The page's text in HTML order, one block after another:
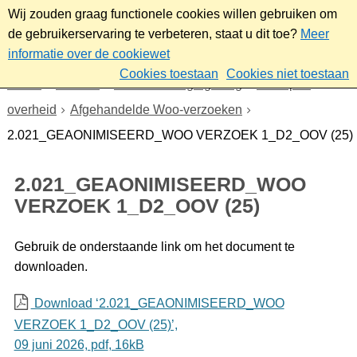
Wij zouden graag functionele cookies willen gebruiken om
de gebruikerservaring te verbeteren, staat u dit toe? Meer
informatie over de cookiewet
Cookies toestaan
Cookies niet toestaan
Beleid- en regelgeving
Wet open
overheid
Afgehandelde Woo-verzoeken
2.021_GEAONIMISEERD_WOO VERZOEK 1_D2_OOV (25)
2.021_GEAONIMISEERD_WOO
VERZOEK 1_D2_OOV (25)
Gebruik de onderstaande link om het document te
downloaden.
Download ‘2.021_GEAONIMISEERD_WOO
VERZOEK 1_D2_OOV (25)’,
09 juni 2026, pdf, 16kB